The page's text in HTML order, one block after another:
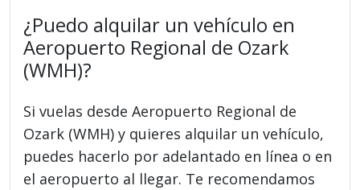
¿Puedo alquilar un vehículo en
Aeropuerto Regional de Ozark
(WMH)?
Si vuelas desde Aeropuerto Regional de
Ozark (WMH) y quieres alquilar un vehículo,
puedes hacerlo por adelantado en línea o en
el aeropuerto al llegar. Te recomendamos